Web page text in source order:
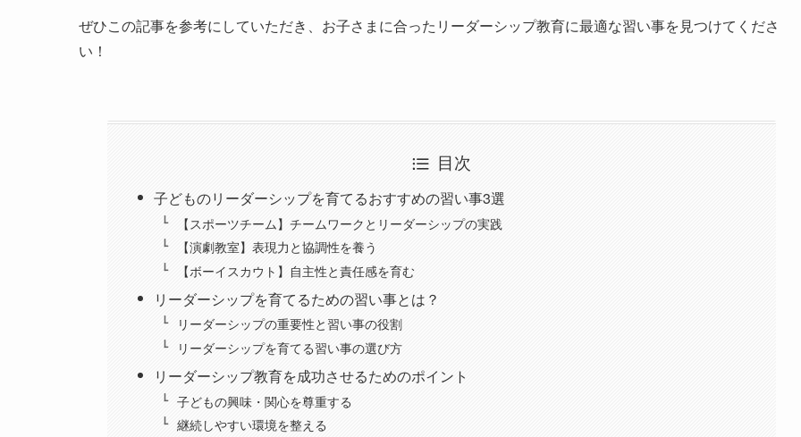
ぜひこの記事を参考にしていただき、お子さまに合ったリーダーシップ教育に最適な習い事を見つけてくださ
い！
目次
子どものリーダーシップを育てるおすすめの習い事3選
【スポーツチーム】チームワークとリーダーシップの実践
【演劇教室】表現力と協調性を養う
【ボーイスカウト】自主性と責任感を育む
リーダーシップを育てるための習い事とは？
リーダーシップの重要性と習い事の役割
リーダーシップを育てる習い事の選び方
リーダーシップ教育を成功させるためのポイント
子どもの興味・関心を尊重する
継続しやすい環境を整える